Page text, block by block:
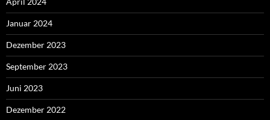
Januar 2024
Dezember 2023
September 2023
Juni 2023
Dezember 2022